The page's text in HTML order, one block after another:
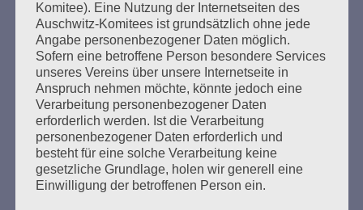
Die Veranstaltung ist kostenfrei, eine Anmeldung ist
nicht erforderlich.
Barrierefreier Zugang möglich.
Wir bitte um das Tragen einer FFP2-Maske während der
Veranstaltung.
Veranstaltungsflyer „Frieden schaffen nur mit
Waffen?“ (PDF, 58 kB)
Weitere Informationen:
Komitee). Eine Nutzung der Internetseiten des
Auschwitz-Komitees ist grundsätzlich ohne jede
Angabe personenbezogener Daten möglich.
Sofern eine betroffene Person besondere Services
unseres Vereins über unsere Internetseite in
Anspruch nehmen möchte, könnte jedoch eine
Verarbeitung personenbezogener Daten
erforderlich werden. Ist die Verarbeitung
personenbezogener Daten erforderlich und
besteht für eine solche Verarbeitung keine
gesetzliche Grundlage, holen wir generell eine
Einwilligung der betroffenen Person ein.